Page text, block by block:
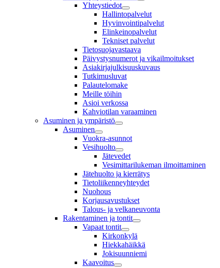
Yhteystiedot
Hallintopalvelut
Hyvinvointipalvelut
Elinkeinopalvelut
Tekniset palvelut
Tietosuojavastaava
Päivystysnumerot ja vikailmoitukset
Asiakirjajulkisuuskuvaus
Tutkimusluvat
Palautelomake
Meille töihin
Asioi verkossa
Kahviotilan varaaminen
Asuminen ja ympäristö
Asuminen
Vuokra-asunnot
Vesihuolto
Jätevedet
Vesimittarilukeman ilmoittaminen
Jätehuolto ja kierrätys
Tietoliikenneyhteydet
Nuohous
Korjausavustukset
Talous- ja velkaneuvonta
Rakentaminen ja tontit
Vapaat tontit
Kirkonkylä
Hiekkahäikkä
Jokisuunniemi
Kaavoitus